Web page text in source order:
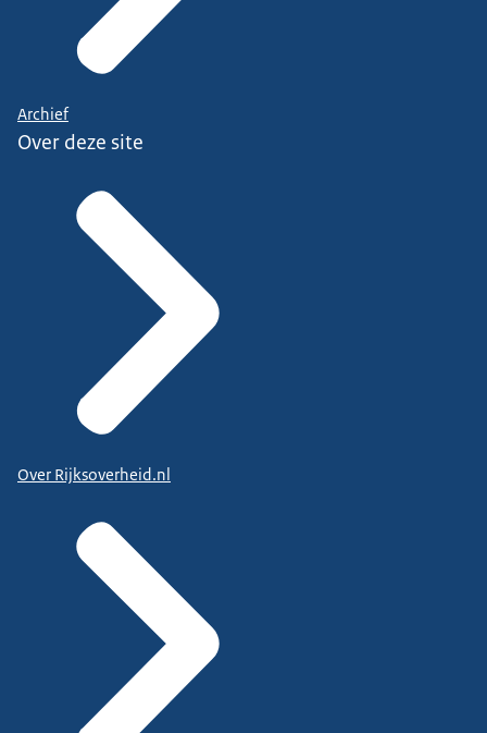
Archief
Over deze site
Over Rijksoverheid.nl